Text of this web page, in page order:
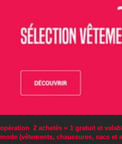
opération 2 achetés = 1 gratuit et
mode (vêtements, chaussures, sacs et